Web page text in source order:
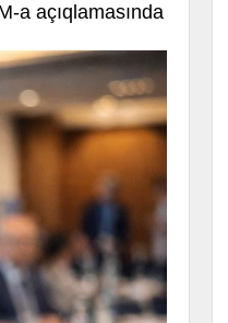
a açıqlamasında